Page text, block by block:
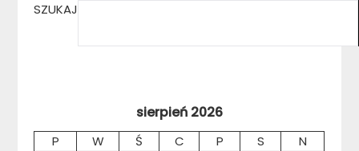
SZUKAJ
sierpień 2026
P W Ś C P S
N